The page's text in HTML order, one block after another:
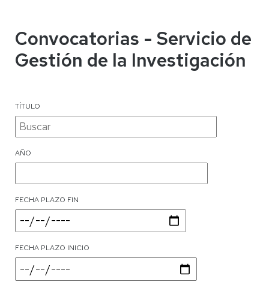
Convocatorias - Servicio de
Gestión de la Investigación
TÍTULO
AÑO
FECHA PLAZO FIN
FECHA PLAZO INICIO